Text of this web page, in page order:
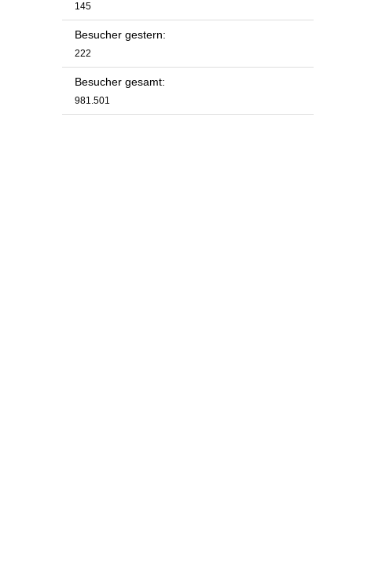
145
Besucher gestern:
222
Besucher gesamt:
981.501